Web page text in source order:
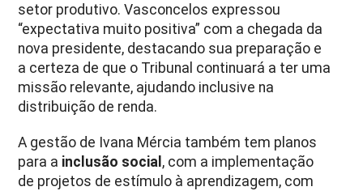
setor produtivo. Vasconcelos expressou
“expectativa muito positiva” com a chegada da
nova presidente, destacando sua preparação e
a certeza de que o Tribunal continuará a ter uma
missão relevante, ajudando inclusive na
distribuição de renda.
A gestão de Ivana Mércia também tem planos
para a inclusão social , com a implementação
de projetos de estímulo à aprendizagem, com